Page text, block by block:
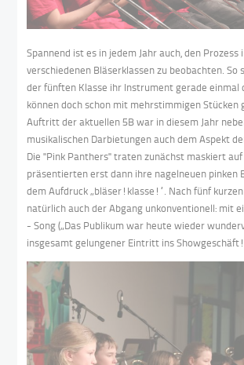
Spannend ist es in jedem Jahr auch, den Prozess
verschiedenen Bläserklassen zu beobachten. So
der fünften Klasse ihr Instrument gerade einmal
können doch schon mit mehrstimmigen Stücken
Auftritt der aktuellen 5B war in diesem Jahr
musikalischen Darbietungen auch dem Aspekt
Die "Pink Panthers" traten zunächst maskiert auf
präsentierten erst dann ihre nagelneuen pinken
dem Aufdruck „bläser!klasse!“. Nach fünf
natürlich auch der Abgang unkonventionell: mit
- Song („Das Publikum war heute wieder
insgesamt gelungener Eintritt ins